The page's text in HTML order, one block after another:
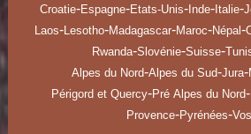
Croatie-Espagne-Etats-Unis-Inde-Italie-
Laos-Lesotho-Madagascar-Maroc-Népal-
Rwanda-Slovénie-Suisse-
Alpes du Nord-Alpes du Sud-Jura-
Périgord et Quercy-Pré Alpes du Nord-
Provence-Pyrénées-